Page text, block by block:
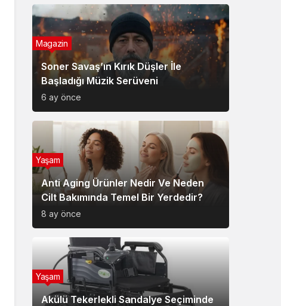
Soner Savaş’ın Kırık Düşler İle
Başladığı Müzik Serüveni
6 ay önce
Magazin
Anti Aging Ürünler Nedir Ve Neden
Cilt Bakımında Temel Bir Yerdedir?
8 ay önce
Yaşam
Akülü Tekerlekli Sandalye Seçiminde
Yaşam